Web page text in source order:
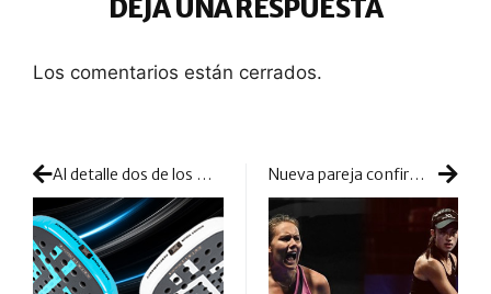
DEJA UNA RESPUESTA
Los comentarios están cerrados.
Al detalle dos de los modelos de Oxdog Padel, la Ultimate Match y la Ultimate Tour Hes-Carbon Nueva pareja confirmada: Sofía Saiz y Anna Cortiles se juntan para luchar y crecer